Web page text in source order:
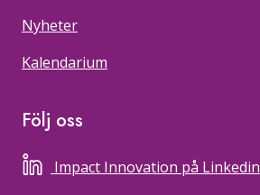
Nyheter
Kalendarium
Följ oss
Impact Innovation på Linkedin